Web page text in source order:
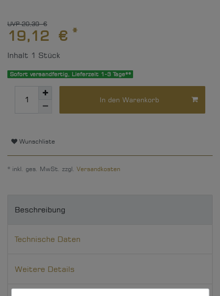
UVP 20,39 €
19,12 € *
Inhalt 1 Stück
Sofort versandfertig, Lieferzeit 1-3 Tage**
In den Warenkorb
Wunschliste
* inkl. ges. MwSt. zzgl. Versandkosten
Beschreibung
Technische Daten
Weitere Details